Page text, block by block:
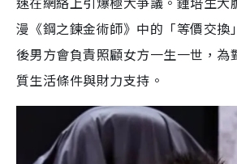
漫《鋼之鍊金術師》中的「等價交換
後男方會負責照顧女方一生一世，為
質生活條件與財力支持。